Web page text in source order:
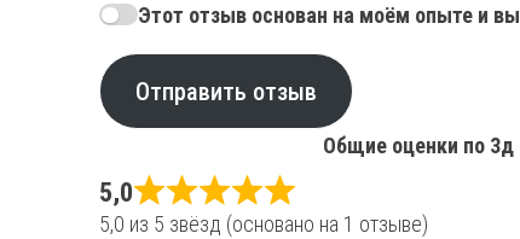
Этот отзыв основан на моём опыте и
Отправить отзыв
Общие оценки по 3д
5,0
5,0 из 5 звёзд (основано на 1 отзыве)